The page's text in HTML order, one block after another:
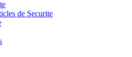
de Securite